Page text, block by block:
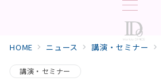
HOME ニュース 講演・セミナー
講演・セミナー